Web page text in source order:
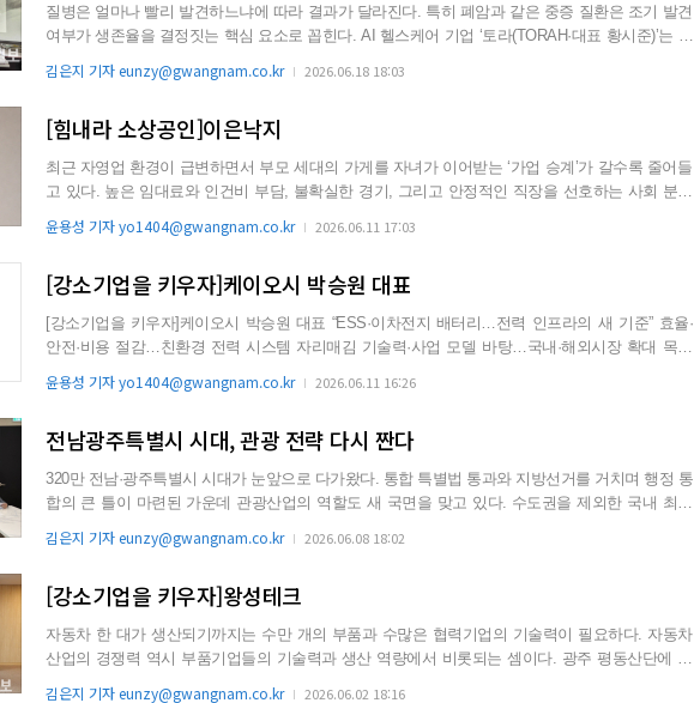
질병은 얼마나 빨리 발견하느냐에 따라 결과가 달라진다. 특히 폐암과 같은 중증 질환은 조기 발견
여부가 생존율을 결정짓는 핵심 요소로 꼽힌다. AI 헬스케어 기업 ‘토라(TORAH·대표 황시준)’는 흉
김은지 기자 eunzy@gwangnam.co.kr 2026.06.18 18:03
[힘내라 소상공인]이은낙지
최근 자영업 환경이 급변하면서 부모 세대의 가게를 자녀가 이어받는 ‘가업 승계’가 갈수록 줄어들
고 있다. 높은 임대료와 인건비 부담, 불확실한 경기, 그리고 안정적인 직장을 선호하는 사회 분위
윤용성 기자 yo1404@gwangnam.co.kr 2026.06.11 17:03
[강소기업을 키우자]케이오시 박승원 대표
[강소기업을 키우자]케이오시 박승원 대표 “ESS·이차전지 배터리…전력 인프라의 새 기준” 효율·
안전·비용 절감…친환경 전력 시스템 자리매김 기술력·사업 모델 바탕…국내·해외시장 확대 목표
윤용성 기자 yo1404@gwangnam.co.kr 2026.06.11 16:26
전남광주특별시 시대, 관광 전략 다시 짠다
320만 전남·광주특별시 시대가 눈앞으로 다가왔다. 통합 특별법 통과와 지방선거를 거치며 행정 통
합의 큰 틀이 마련된 가운데 관광산업의 역할도 새 국면을 맞고 있다. 수도권을 제외한 국내 최대
김은지 기자 eunzy@gwangnam.co.kr 2026.06.08 18:02
[강소기업을 키우자]왕성테크
자동차 한 대가 생산되기까지는 수만 개의 부품과 수많은 협력기업의 기술력이 필요하다. 자동차
산업의 경쟁력 역시 부품기업들의 기술력과 생산 역량에서 비롯되는 셈이다. 광주 평동산단에 위
김은지 기자 eunzy@gwangnam.co.kr 2026.06.02 18:16